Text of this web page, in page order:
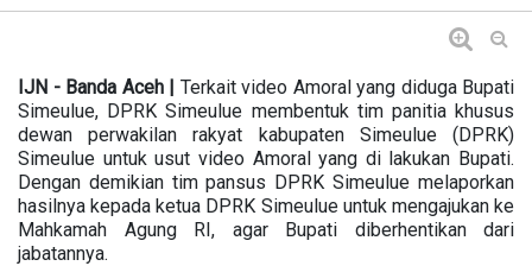
IJN - Banda Aceh | Terkait video Amoral yang diduga Bupati
Simeulue, DPRK Simeulue membentuk tim panitia khusus
dewan perwakilan rakyat kabupaten Simeulue (DPRK)
Simeulue untuk usut video Amoral yang di lakukan Bupati.
Dengan demikian tim pansus DPRK Simeulue melaporkan
hasilnya kepada ketua DPRK Simeulue untuk mengajukan ke
Mahkamah Agung RI, agar Bupati diberhentikan dari
jabatannya.